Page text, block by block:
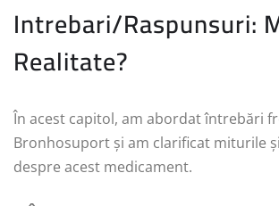
Intrebari/Raspunsuri:
Realitate?
În acest capitol, am abordat întrebări
Bronhosuport și am clarificat miturile
despre acest medicament.